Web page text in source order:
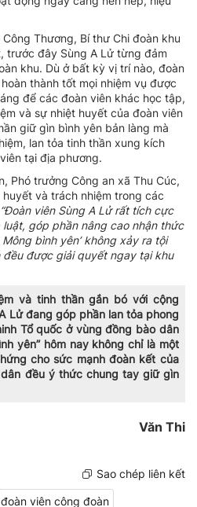
Thương, Bí thư Chi đoàn khu
trước đây Sùng A Lử từng đảm
khu. Dù ở bất kỳ vị trí nào, đoàn
thành tốt mọi nhiệm vụ được
để các đoàn viên khác học tập,
và sự nhiệt huyết của đoàn viên
giữ gìn bình yên bản làng mà
lan tỏa tinh thần xung kích
tại địa phương.
Phó trưởng Công an xã Thu Cúc,
và trách nhiệm trong các
“Đoàn viên Sùng A Lử rất tích cực
góp phần nâng cao nhận thức
bình yên’ không xảy ra tội
được giải quyết ngay tại khu
và tinh thần gắn bó với cộng
Lử đang góp phần lan tỏa phong
Tổ quốc ở vùng đồng bào dân
yên” hôm nay không chỉ là một
cho sức mạnh đoàn kết của
đều ý thức chung tay giữ gìn
Văn Thi
Sao chép liên kết
đoàn viên công đoàn